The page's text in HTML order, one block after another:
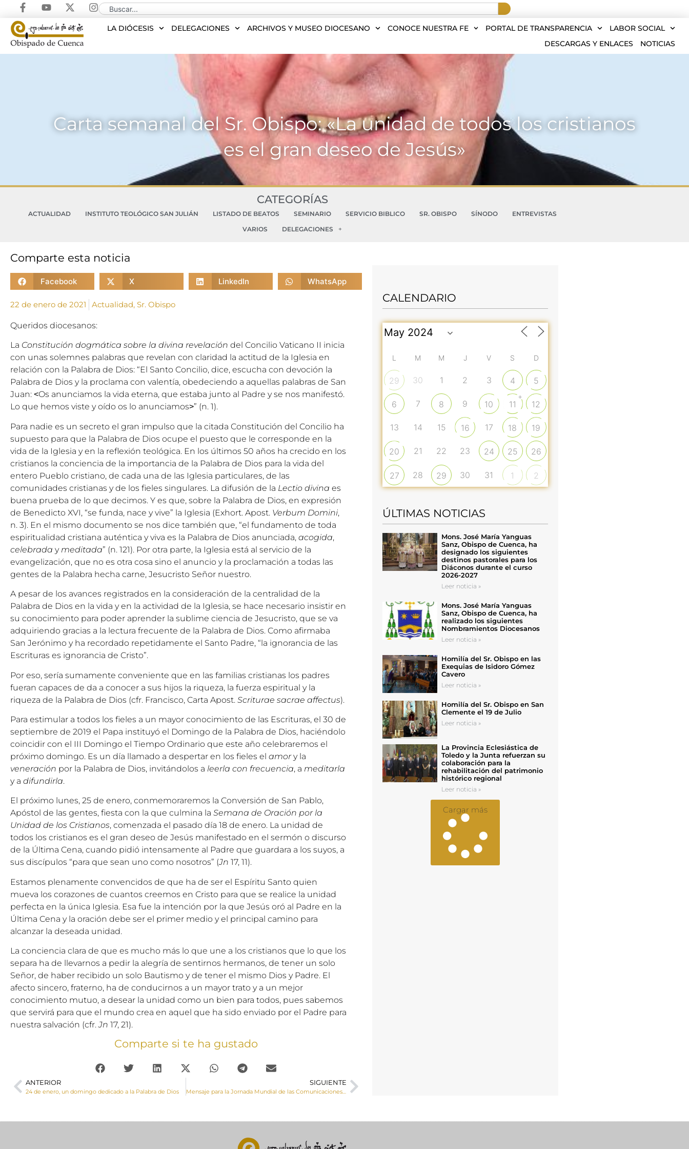
LA DIÓCESIS DELEGACIONES ARCHIVOS Y MUSEO DIOCESANO CONOCE NUESTRA FE PORTAL DE TRANSPARENCIA
LABOR SOCIAL
DESCARGAS Y ENLACES
NOTICIAS
Carta semanal del Sr. Obispo: «La unidad de todos los cristianos
es el gran deseo de Jesús»
CATEGORÍAS
ACTUALIDAD INSTITUTO TEOLÓGICO SAN JULIÁN LISTADO DE BEATOS SEMINARIO SERVICIO BIBLICO SR. OBISPO SÍNODO
ENTREVISTAS
VARIOS
DELEGACIONES
Comparte esta noticia
Facebook X LinkedIn WhatsApp
22 de enero de 2021 Actualidad, Sr. Obispo
Queridos diocesanos:
La Constitución dogmática sobre la divina revelación del Concilio Vaticano II inicia
con unas solemnes palabras que revelan con claridad la actitud de la Iglesia en
relación con la Palabra de Dios: “El Santo Concilio, dice, escucha con devoción la
Palabra de Dios y la proclama con valentía, obedeciendo a aquellas palabras de San
Juan: ˂Os anunciamos la vida eterna, que estaba junto al Padre y se nos manifestó.
Lo que hemos viste y oído os lo anunciamos˃” (n. 1).
Para nadie es un secreto el gran impulso que la citada Constitución del Concilio ha
supuesto para que la Palabra de Dios ocupe el puesto que le corresponde en la
vida de la Iglesia y en la reflexión teológica. En los últimos 50 años ha crecido en los
cristianos la conciencia de la importancia de la Palabra de Dios para la vida del
entero Pueblo cristiano, de cada una de las Iglesia particulares, de las
comunidades cristianas y de los fieles singulares. La difusión de la Lectio divina es
buena prueba de lo que decimos. Y es que, sobre la Palabra de Dios, en expresión
de Benedicto XVI, “se funda, nace y vive” la Iglesia (Exhort. Apost. Verbum Domini,
n. 3). En el mismo documento se nos dice también que, “el fundamento de toda
espiritualidad cristiana auténtica y viva es la Palabra de Dios anunciada, acogida,
celebrada y meditada” (n. 121). Por otra parte, la Iglesia está al servicio de la
evangelización, que no es otra cosa sino el anuncio y la proclamación a todas las
gentes de la Palabra hecha carne, Jesucristo Señor nuestro.
A pesar de los avances registrados en la consideración de la centralidad de la
Palabra de Dios en la vida y en la actividad de la Iglesia, se hace necesario insistir en
su conocimiento para poder aprender la sublime ciencia de Jesucristo, que se va
adquiriendo gracias a la lectura frecuente de la Palabra de Dios. Como afirmaba
San Jerónimo y ha recordado repetidamente el Santo Padre, “la ignorancia de las
Escrituras es ignorancia de Cristo”.
Por eso, sería sumamente conveniente que en las familias cristianas los padres
fueran capaces de da a conocer a sus hijos la riqueza, la fuerza espiritual y la
riqueza de la Palabra de Dios (cfr. Francisco, Carta Apost. Scriturae sacrae affectus).
Para estimular a todos los fieles a un mayor conocimiento de las Escrituras, el 30 de
septiembre de 2019 el Papa instituyó el Domingo de la Palabra de Dios, haciéndolo
coincidir con el III Domingo el Tiempo Ordinario que este año celebraremos el
próximo domingo. Es un día llamado a despertar en los fieles el amory la
veneración por la Palabra de Dios, invitándolos a leerla con frecuencia, a meditarla
y a difundirla.
El próximo lunes, 25 de enero, conmemoraremos la Conversión de San Pablo,
Apóstol de las gentes, fiesta con la que culmina la Semana de Oración por la
Unidad de los Cristianos, comenzada el pasado día 18 de enero. La unidad de
todos los cristianos es el gran deseo de Jesús manifestado en el sermón o discurso
de la Última Cena, cuando pidió intensamente al Padre que guardara a los suyos, a
sus discípulos “para que sean uno como nosotros” (Jn 17, 11).
Estamos plenamente convencidos de que ha de ser el Espíritu Santo quien
mueva los corazones de cuantos creemos en Cristo para que se realice la unidad
perfecta en la única Iglesia. Esa fue la intención por la que Jesús oró al Padre en la
Última Cena y la oración debe ser el primer medio y el principal camino para
alcanzar la deseada unidad.
La conciencia clara de que es mucho más lo que une a los cristianos que lo que los
separa ha de llevarnos a pedir la alegría de sentirnos hermanos, de tener un solo
Señor, de haber recibido un solo Bautismo y de tener el mismo Dios y Padre. El
afecto sincero, fraterno, ha de conducirnos a un mayor trato y a un mejor
conocimiento mutuo, a desear la unidad como un bien para todos, pues sabemos
que servirá para que el mundo crea en aquel que ha sido enviado por el Padre para
nuestra salvación (cfr.Jn 17, 21).
Comparte si te ha gustado
ANTERIOR
24 de enero, un domingo dedicado a la Palabra de Dios
SIGUIENTE
CALENDARIO
L M M J V S D
29 30 1 2 3 4 5
6 7 8 9 10 11
+
12
13 14 15 16 17 18 19
20 21 22 23 24 25 26
27 28 29 30 31 1 2
ÚLTIMAS NOTICIAS
Mons. José María Yanguas
Sanz, Obispo de Cuenca, ha
designado los siguientes
destinos pastorales para los
Diáconos durante el curso
2026-2027
Leer noticia »
Mons. José María Yanguas
Sanz, Obispo de Cuenca, ha
realizado los siguientes
Nombramientos Diocesanos
Leer noticia »
Homilía del Sr. Obispo en las
Exequias de Isidoro Gómez
Cavero
Leer noticia »
Homilía del Sr. Obispo en San
Clemente el 19 de Julio
Leer noticia »
La Provincia Eclesiástica de
Toledo y la Junta refuerzan su
colaboración para la
rehabilitación del patrimonio
histórico regional
Leer noticia »
Cargar más